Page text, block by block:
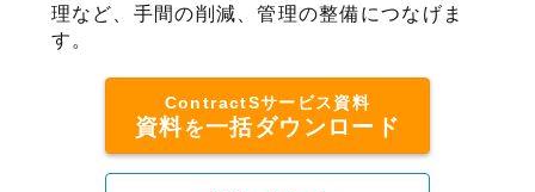
理など、手間の削減、管理の整備につなげま
す。
ContractSサービス資料
資料を一括ダウンロード